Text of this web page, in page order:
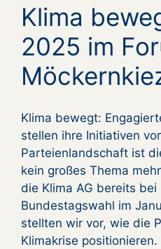
Klima
2025 im
Klima bewegt:
stellen ihre Initiativen
Parteienlandschaft ist
kein großes Thema
die Klima AG bereits
Bundestagswahl im
stellten wir vor, wie die
Klimakrise